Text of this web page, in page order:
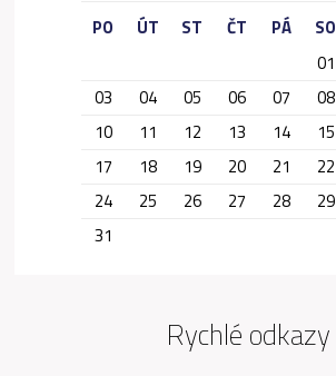
PO ÚT ST ČT PÁ SO
01
03
04 05 06 07 08
10
11 12 13 14 15
17
18 19 20 21 22
24
25 26 27 28 29
31
Rychlé odkazy